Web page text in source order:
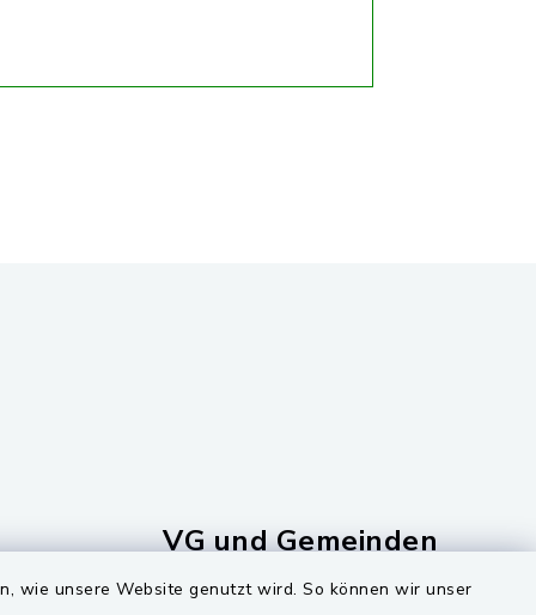
wie unsere Website genutzt wird. So können wir unser
VG und Gemeinden
Markt Schwarzenfeld